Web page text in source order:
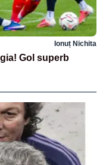
Ionuț Nichita
Gol superb